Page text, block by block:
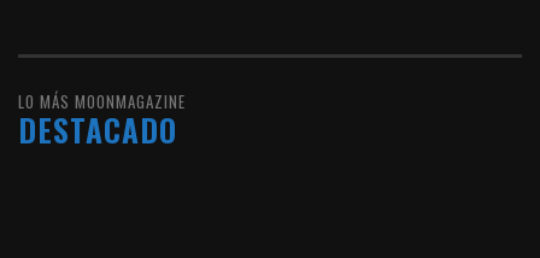
LO MÁS MOONMAGAZINE
DESTACADO